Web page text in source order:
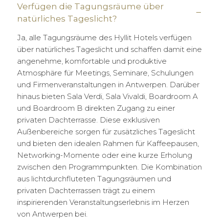
Verfügen die Tagungsräume über
natürliches Tageslicht?
Ja, alle Tagungsräume des Hyllit Hotels verfügen
über natürliches Tageslicht und schaffen damit eine
angenehme, komfortable und produktive
Atmosphäre für Meetings, Seminare, Schulungen
und Firmenveranstaltungen in Antwerpen. Darüber
hinaus bieten Sala Verdi, Sala Vivaldi, Boardroom A
und Boardroom B direkten Zugang zu einer
privaten Dachterrasse. Diese exklusiven
Außenbereiche sorgen für zusätzliches Tageslicht
und bieten den idealen Rahmen für Kaffeepausen,
Networking-Momente oder eine kurze Erholung
zwischen den Programmpunkten. Die Kombination
aus lichtdurchfluteten Tagungsräumen und
privaten Dachterrassen trägt zu einem
inspirierenden Veranstaltungserlebnis im Herzen
von Antwerpen bei.